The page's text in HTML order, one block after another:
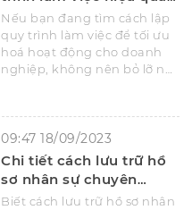
cho doanh nghiệp
Nếu bạn đang tìm cách lập
quy trình làm việc để tối ưu
hoá hoạt động cho doanh
nghiệp, không nên bỏ lỡ nội
09:47 18/09/2023
Chi tiết cách lưu trữ hồ
sơ nhân sự chuyên
nghiệp và hiệu quả
Biết cách lưu trữ hồ sơ nhân